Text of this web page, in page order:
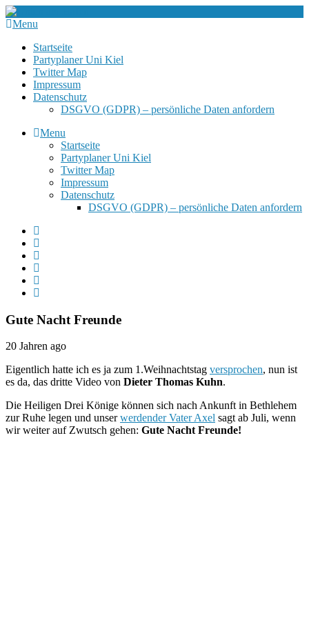
Menu
Startseite
Partyplaner Uni Kiel
Twitter Map
Impressum
Datenschutz
DSGVO (GDPR) – persönliche Daten anfordern
Menu
Startseite
Partyplaner Uni Kiel
Twitter Map
Impressum
Datenschutz
DSGVO (GDPR) – persönliche Daten anfordern
Gute Nacht Freunde
20 Jahren ago
Eigentlich hatte ich es ja zum 1.Weihnachtstag versprochen, nun ist
es da, das dritte Video von Dieter Thomas Kuhn.
Die Heiligen Drei Könige können sich nach Ankunft in Bethlehem
zur Ruhe legen und unserwerdender Vater Axel sagt ab Juli, wenn
wir weiter auf Zwutsch gehen: Gute Nacht Freunde!